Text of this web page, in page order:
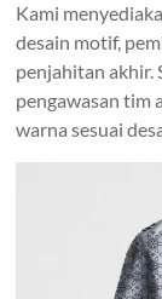
Kami
desain motif,
penjahitan akhir.
pengawasan tim
warna sesuai